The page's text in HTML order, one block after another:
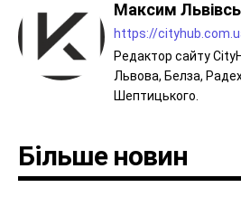
Максим
https://
Редактор сайту
Львова, Белза,
Шептицького.
Більше новин